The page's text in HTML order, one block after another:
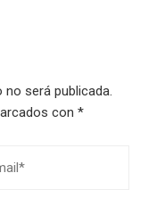
será publicada.
con *